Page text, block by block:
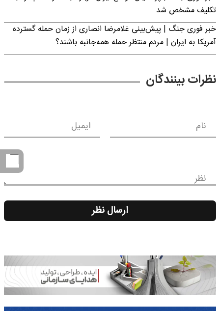
تکلیف مشخص شد
خبر فوری جنگ | پیش‌بینی غلامرضا انصاری از زمان حمله گسترده
آمریکا به ایران | مردم منتظر حمله همه‌جانبه باشند؟
نظرات بینندگان
نام ایمیل
نظر
ارسال نظر